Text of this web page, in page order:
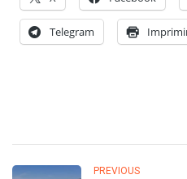
Telegram
PREVIOUS